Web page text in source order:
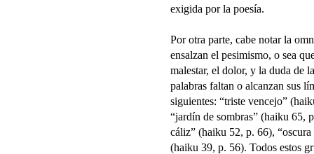
exigida por la poesía.
Por otra parte, cabe notar la
ensalzan el pesimismo, o sea
malestar, el dolor, y la duda de
palabras faltan o alcanzan sus
siguientes: “triste vencejo”
“jardín de sombras” (haiku 65,
cáliz” (haiku 52, p. 66),
(haiku 39, p. 56). Todos estos